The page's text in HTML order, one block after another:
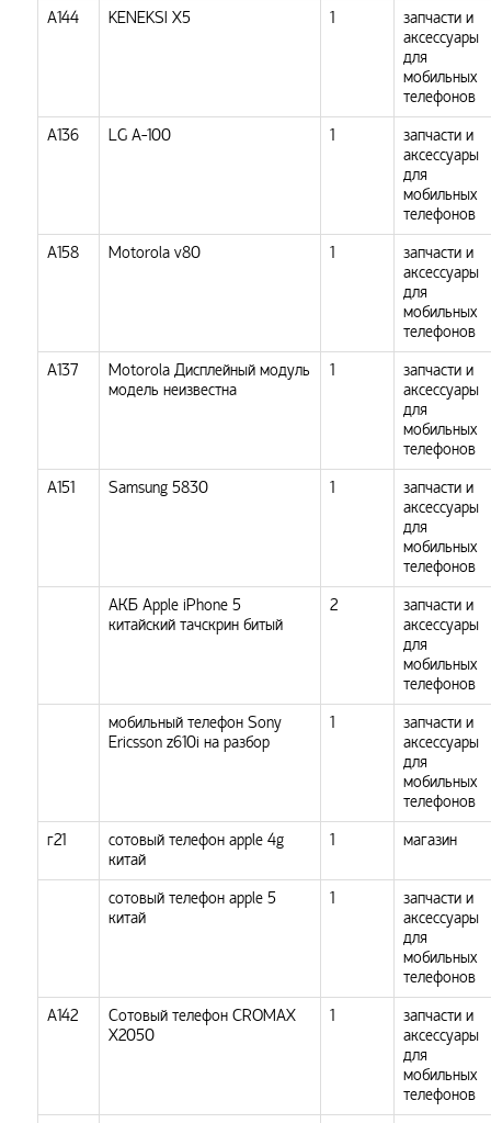
А144 KENEKSI X5 1
запчасти и
аксессуары
для
мобильных
телефонов
А136 LG A-100 1
запчасти и
аксессуары
для
мобильных
телефонов
А158 Motorola v80 1
запчасти и
аксессуары
для
мобильных
телефонов
А137
Motorola Дисплейный модуль
модель неизвестна
1
запчасти и
аксессуары
для
мобильных
телефонов
А151 Samsung 5830 1
запчасти и
аксессуары
для
мобильных
телефонов
АКБ Apple iPhone 5
китайский тачскрин битый
2
запчасти и
аксессуары
для
мобильных
телефонов
мобильный телефон Sony
Ericsson z610i на разбор
1
запчасти и
аксессуары
для
мобильных
телефонов
г21
сотовый телефон apple 4g
китай
1 магазин
сотовый телефон apple 5
китай
1
запчасти и
аксессуары
для
мобильных
телефонов
А142
Сотовый телефон CROMAX
X2050
1
запчасти и
аксессуары
для
мобильных
телефонов